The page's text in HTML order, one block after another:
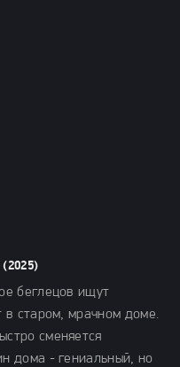
беглецов ищут
в старом, мрачном доме.
сменяется
дома - гениальный, но